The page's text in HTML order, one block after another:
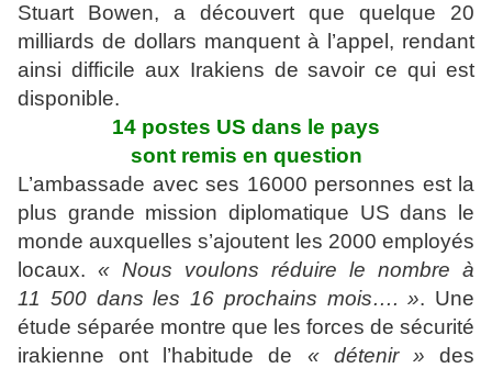
Stuart Bowen, a découvert que quelque 20
milliards de dollars manquent à l’appel, rendant
ainsi difficile aux Irakiens de savoir ce qui est
disponible.
14 postes US dans le pays
sont remis en question
L’ambassade avec ses 16000 personnes est la
plus grande mission diplomatique US dans le
monde auxquelles s’ajoutent les 2000 employés
locaux. « Nous voulons réduire le nombre à
11 500 dans les 16 prochains mois…. ». Une
étude séparée montre que les forces de sécurité
irakienne ont l’habitude de « détenir » des